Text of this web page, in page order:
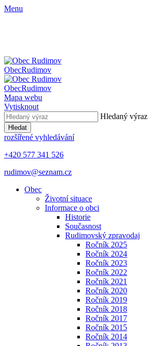
Menu
ObecRudimov
ObecRudimov
Mapa webu
Vytisknout
Hledaný výraz
Hledat
rozšířené vyhledávání
+420 577 341 526
rudimov@seznam.cz
Obec
Životní situace
Informace o obci
Historie
Současnost
Rudimovský zpravodaj
Ročník 2025
Ročník 2024
Ročník 2023
Ročník 2022
Ročník 2021
Ročník 2020
Ročník 2019
Ročník 2018
Ročník 2017
Ročník 2015
Ročník 2014